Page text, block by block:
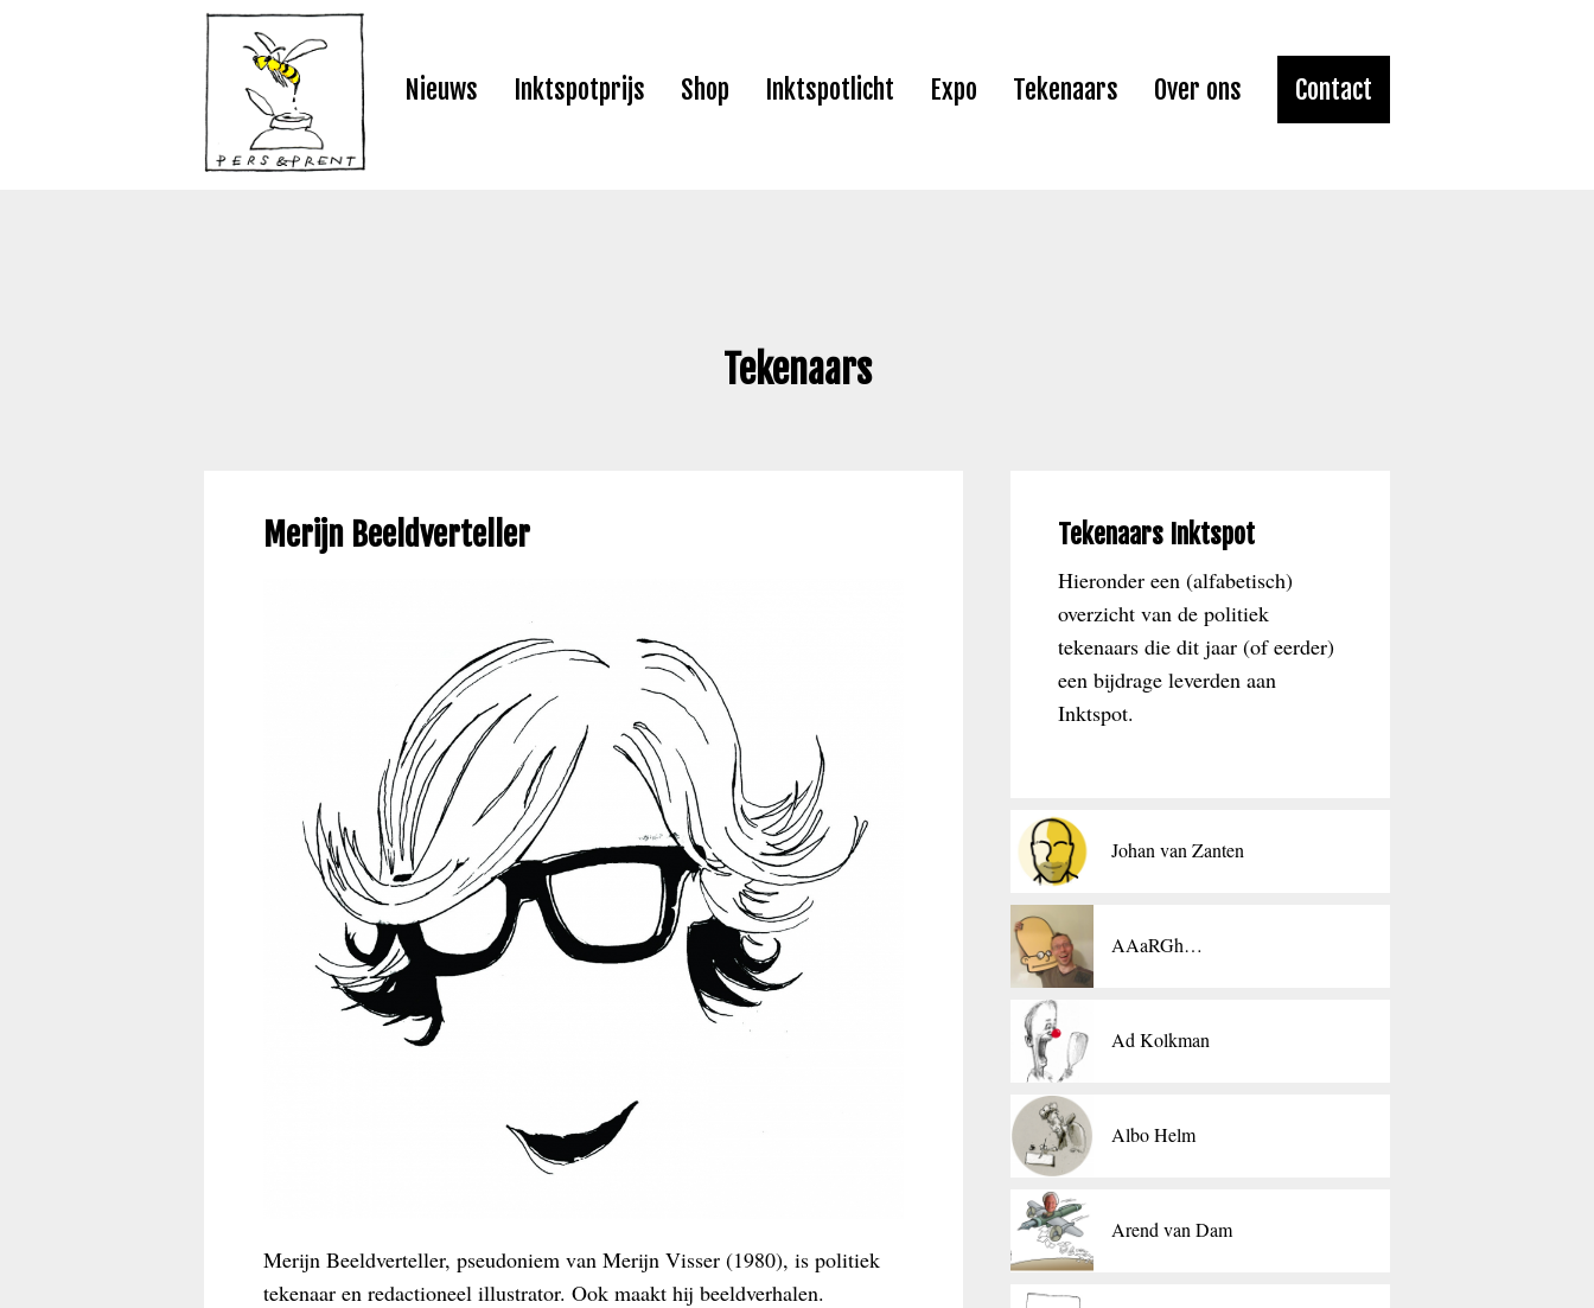
Nieuws Inktspotprijs Shop Inktspotlicht Expo Tekenaars Over ons Contact
Tekenaars
Merijn Beeldverteller
Merijn Beeldverteller, pseudoniem van Merijn Visser (1980), is politiek
tekenaar en redactioneel illustrator. Ook maakt hij beeldverhalen.
Tekenaars Inktspot
Hieronder een (alfabetisch)
overzicht van de politiek
tekenaars die dit jaar (of eerder)
een bijdrage leverden aan
Inktspot.
Johan van Zanten
AAaRGh…
Ad Kolkman
Albo Helm
Arend van Dam